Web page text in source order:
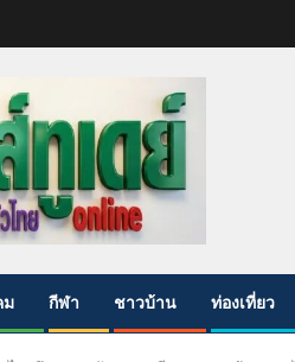
ม กีฬา ชาวบ้าน ท่องเที่ยว